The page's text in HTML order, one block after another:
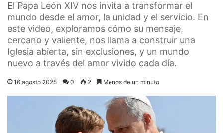
El Papa León XIV nos invita a transformar el
mundo desde el amor, la unidad y el servicio. En
este video, exploramos cómo su mensaje,
cercano y valiente, nos llama a construir una
Iglesia abierta, sin exclusiones, y un mundo
nuevo a través del amor vivido cada día.
16 agosto 2025 0 2 Menos de un minuto